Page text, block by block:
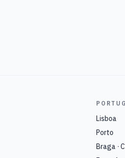
Lisboa
Porto
Braga ·